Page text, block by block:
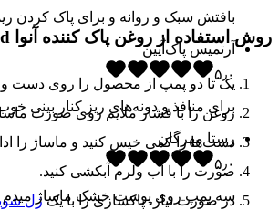
روش استفاده از روغن پاک کننده آنوا Mild
یک تا دو پمپ از محصول را روی دست
روغن را با فشار ملایم روی صورت
دست‌ها را کمی خیس کنید و ماساژ را
صورت را با آب ولرم آبکشی کنید.
در صورت نیاز، پاکسازی را با یکژل
بافتش سبک و روانه و برای پاک کردن
آرتمیس پاک‌آیین
۵٫۰
برای منافذ و دونه‌های ریز کنار بینی
رستا مهرگان
۵٫۰
سه پمپ روی پوست خشک ماساژ میدم و